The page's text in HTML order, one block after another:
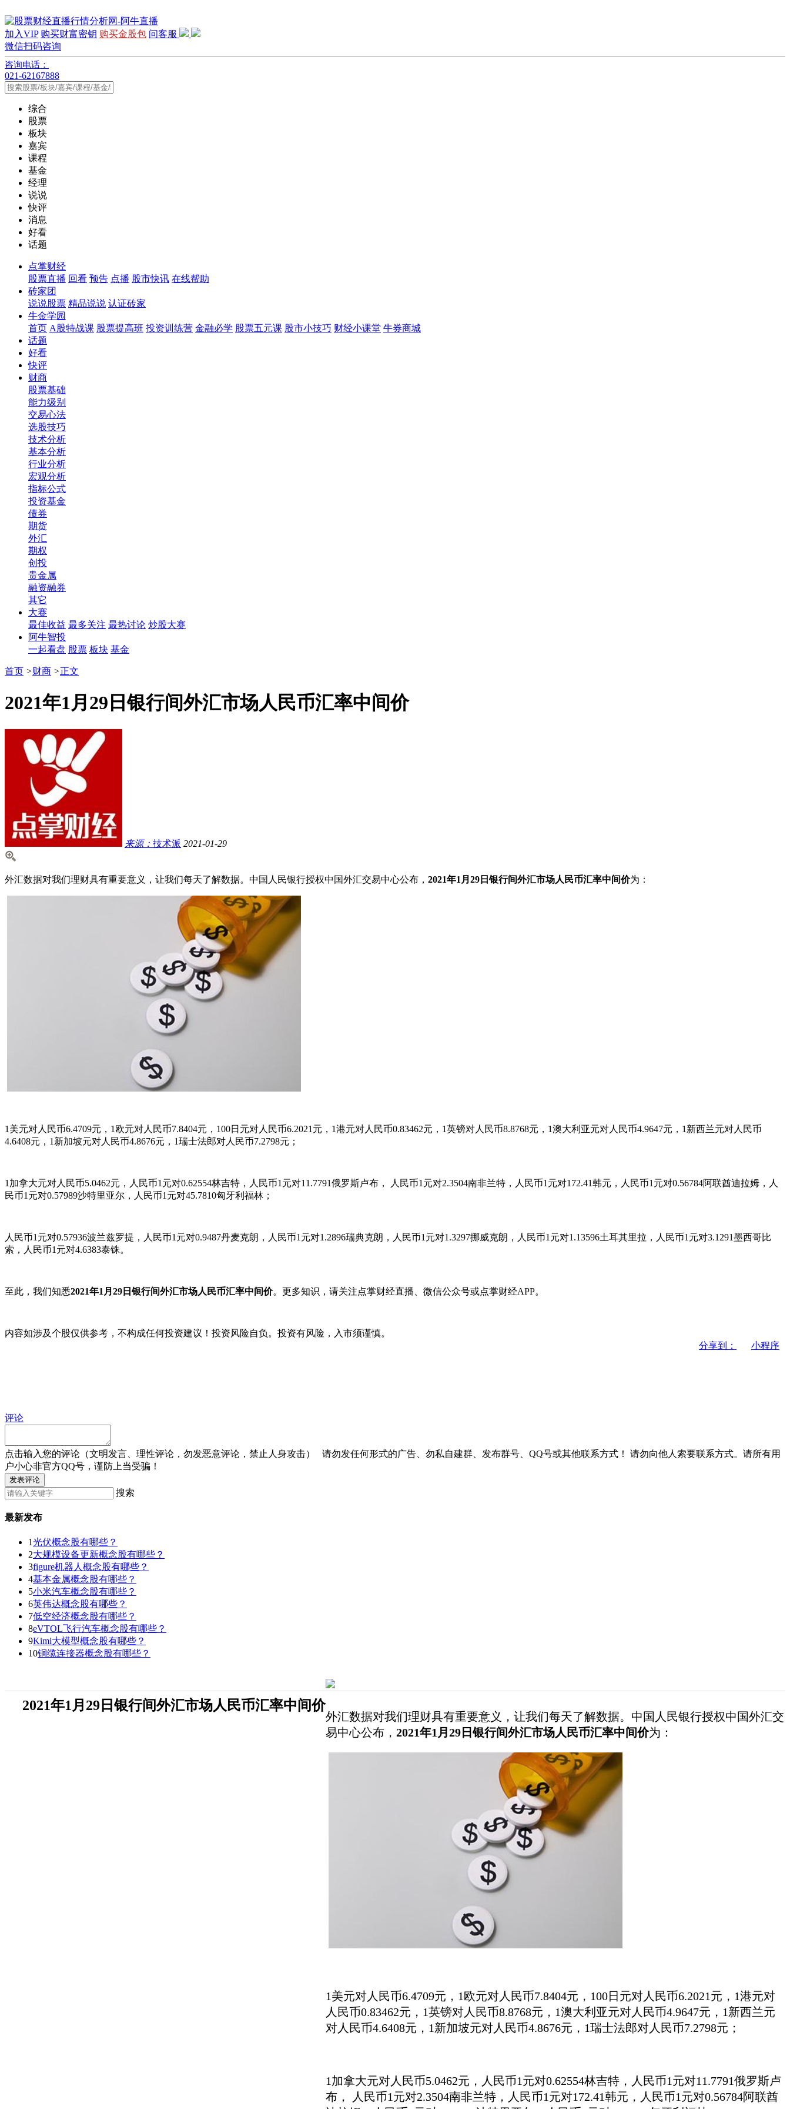
加入VIP 购买财富密钥 购买金股包 问客服
微信扫码咨询
咨询电话：
021-62167888
综合
股票
板块
嘉宾
课程
基金
经理
说说
快评
消息
好看
话题
点掌财经
股票直播 回看 预告 点播 股市快讯 在线帮助
砖家团
说说股票 精品说说 认证砖家
牛金学园
首页 A股特战课 股票提高班 投资训练营 金融必学 股票五元课 股市小技巧 财经小课堂 牛券商城
话题
好看
快评
财商
股票基础
能力级别
交易心法
选股技巧
技术分析
基本分析
行业分析
宏观分析
指标公式
投资基金
债券
期货
外汇
期权
创投
贵金属
融资融券
其它
大赛
最佳收益 最多关注 最热讨论 炒股大赛
阿牛智投
一起看盘 股票 板块 基金
首页 >财商 >正文
2021年1月29日银行间外汇市场人民币汇率中间价
来源： 技术派 2021-01-29
外汇数据对我们理财具有重要意义，让我们每天了解数据。中国人民银行授权中国外汇交易中心公布， 2021年1月29日银行间外汇市场人民币汇率中间价为：
1美元对人民币6.4709元，1欧元对人民币7.8404元，100日元对人民币6.2021元，1港元对人民币0.83462元，1英镑对人民币8.8768元，1澳大利亚元对人民币4.9647元，1新西兰元对人民币
4.6408元，1新加坡元对人民币4.8676元，1瑞士法郎对人民币7.2798元；
1加拿大元对人民币5.0462元，人民币1元对0.62554林吉特，人民币1元对11.7791俄罗斯卢布， 人民币1元对2.3504南非兰特，人民币1元对172.41韩元，人民币1元对0.56784阿联酋迪拉姆，人
民币1元对0.57989沙特里亚尔，人民币1元对45.7810匈牙利福林；
人民币1元对0.57936波兰兹罗提，人民币1元对0.9487丹麦克朗，人民币1元对1.2896瑞典克朗，人民币1元对1.3297挪威克朗，人民币1元对1.13596土耳其里拉，人民币1元对3.1291墨西哥比
索，人民币1元对4.6383泰铢。
至此，我们知悉2021年1月29日银行间外汇市场人民币汇率中间价。更多知识，请关注点掌财经直播、微信公众号或点掌财经APP。
内容如涉及个股仅供参考，不构成任何投资建议！投资风险自负。投资有风险，入市须谨慎。
分享到：
小程序
评论
点击输入您的评论（文明发言、理性评论，勿发恶意评论，禁止人身攻击） 请勿发任何形式的广告、勿私自建群、发布群号、QQ号或其他联系方式！
请勿向他人索要联系方式。请所有用
户小心非官方QQ号，谨防上当受骗！
发表评论
搜索
最新发布
1光伏概念股有哪些？
2大规模设备更新概念股有哪些？
3figure机器人概念股有哪些？
4基本金属概念股有哪些？
5小米汽车概念股有哪些？
6英伟达概念股有哪些？
7低空经济概念股有哪些？
8eVTOL飞行汽车概念股有哪些？
9Kimi大模型概念股有哪些？
10铜缆连接器概念股有哪些？
2021年1月29日银行间外汇市场人民币汇率中间价
外汇数据对我们理财具有重要意义，让我们每天了解数据。中国人民银行授权中国外汇交
易中心公布， 2021年1月29日银行间外汇市场人民币汇率中间价为：
1美元对人民币6.4709元，1欧元对人民币7.8404元，100日元对人民币6.2021元，1港元对
人民币0.83462元，1英镑对人民币8.8768元，1澳大利亚元对人民币4.9647元，1新西兰元
对人民币4.6408元，1新加坡元对人民币4.8676元，1瑞士法郎对人民币7.2798元；
1加拿大元对人民币5.0462元，人民币1元对0.62554林吉特，人民币1元对11.7791俄罗斯卢
布， 人民币1元对2.3504南非兰特，人民币1元对172.41韩元，人民币1元对0.56784阿联酋